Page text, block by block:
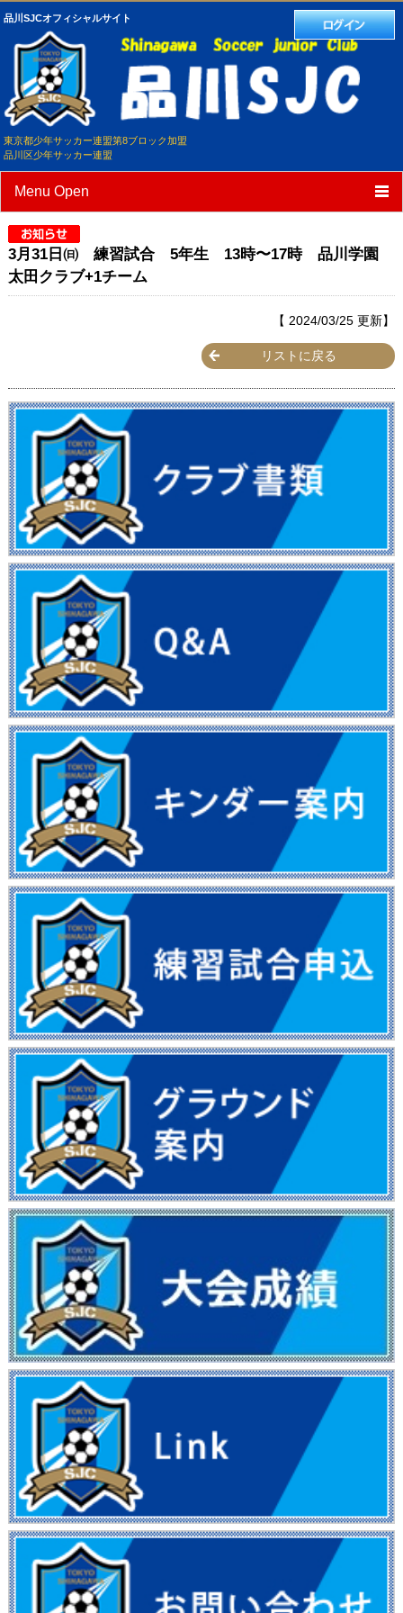
品川SJCオフィシャルサイト
東京都少年サッカー連盟第8ブロック加盟
品川区少年サッカー連盟
Menu Open
クラブ紹介
スケジュール
フォトギャラリー
3月31日㈰ 練習試合 5年生 13時〜17時 品川学園
太田クラブ+1チーム
【 2024/03/25 更新】
リストに戻る